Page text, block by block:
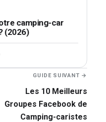
camping-car
(2026)
GUIDE SUIVANT →
Les 10 Meilleurs
Groupes Facebook de
Camping-caristes